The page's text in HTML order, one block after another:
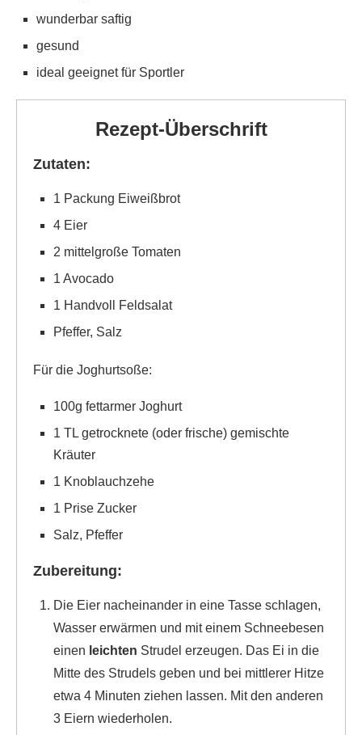
wunderbar saftig
gesund
ideal geeignet für Sportler
Rezept-Überschrift
Zutaten:
1 Packung Eiweißbrot
4 Eier
2 mittelgroße Tomaten
1 Avocado
1 Handvoll Feldsalat
Pfeffer, Salz
Für die Joghurtsoße:
100g fettarmer Joghurt
1 TL getrocknete (oder frische) gemischte
Kräuter
1 Knoblauchzehe
1 Prise Zucker
Salz, Pfeffer
Zubereitung:
Die Eier nacheinander in eine Tasse schlagen,
Wasser erwärmen und mit einem Schneebesen
einen leichten Strudel erzeugen. Das Ei in die
Mitte des Strudels geben und bei mittlerer Hitze
etwa 4 Minuten ziehen lassen. Mit den anderen
3 Eiern wiederholen.